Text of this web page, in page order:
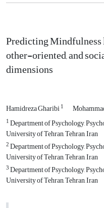
Predicting
other-oriented, and
dimensions
Hamidreza Gharibi1
1Department of Psychology,
University of Tehran, Tehran, Iran
2Department of Psychology,
University of Tehran, Tehran, Iran
3Department of Psychology,
University of Tehran, Tehran, Iran